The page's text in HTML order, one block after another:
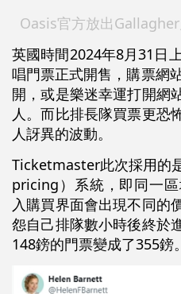
Oasis官方放出
英國時間2024年8月31日
唱門票正式開售，購票網
開，或是樂迷幸運打開網
人。而比排長隊買票更恐
人訝異的波動。
Ticketmaster此次採用的
pricing）系統，即同一
入購買界面會出現不同的
怨自己排隊數小時後終於
148鎊的門票變成了355鎊。